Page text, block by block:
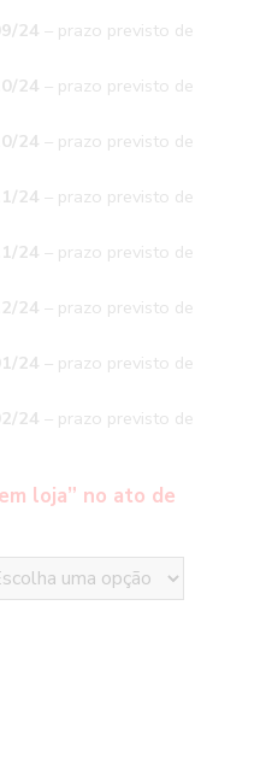
24 – prazo previsto de
24 – prazo previsto de
24 – prazo previsto de
24 – prazo previsto de
24 – prazo previsto de
24 – prazo previsto de
24 – prazo previsto de
24 – prazo previsto de
loja” no ato de